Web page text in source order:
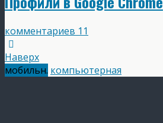
комментариев 11
Наверх
мобильн. компьютерная